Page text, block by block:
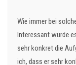
Wie immer bei
Interessant wurde
sehr konkret die
ich, dass er sehr